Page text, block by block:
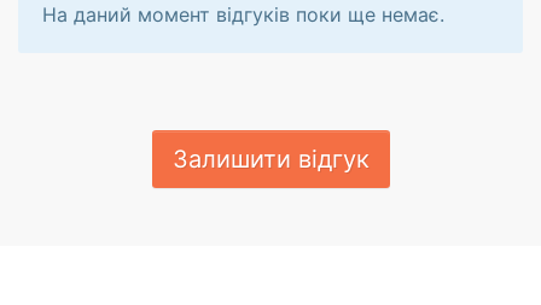
На даний момент відгуків поки ще немає.
Залишити відгук